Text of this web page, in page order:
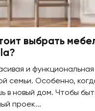
выбрать
и функциональная
семьи. Особенно,
в новый дом. Чтобы
проек...